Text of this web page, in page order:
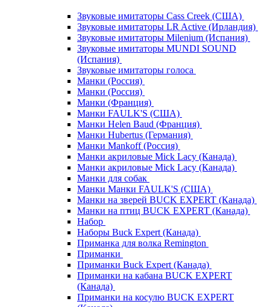
Звуковые имитаторы Cass Creek (США)
Звуковые имитаторы LR Active (Ирландия)
Звуковые имитаторы Milenium (Испания)
Звуковые имитаторы MUNDI SOUND
(Испания)
Звуковые имитаторы голоса
Манки (Россия)
Манки (Россия)
Манки (Франция)
Манки FAULK'S (США)
Манки Helen Baud (Франция)
Манки Hubertus (Германия)
Манки Mankoff (Россия)
Манки акриловые Mick Lacy (Канада)
Манки акриловые Mick Lacy (Канада)
Манки для собак
Манки Манки FAULK'S (США)
Манки на зверей BUCK EXPERT (Канада)
Манки на птиц BUCK EXPERT (Канада)
Набор
Наборы Buck Expert (Канада)
Приманка для волка Remington
Приманки
Приманки Buck Expert (Канада)
Приманки на кабана BUCK EXPERT
(Канада)
Приманки на косулю BUCK EXPERT